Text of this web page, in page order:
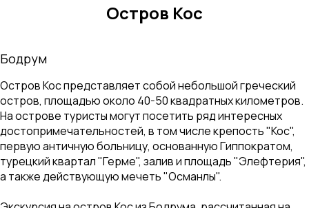
Остров Кос
Бодрум
Остров Кос представляет собой небольшой греческий
остров, площадью около 40-50 квадратных километров.
На острове туристы могут посетить ряд интересных
достопримечательностей, в том числе крепость "Кос",
первую античную больницу, основанную Гиппократом,
турецкий квартал "Герме", залив и площадь "Элефтерия",
а также действующую мечеть "Османлы".